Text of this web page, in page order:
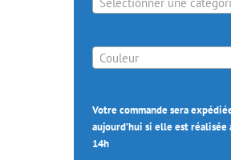
Couleur
Votre commande sera
aujourd’hui si elle est réalisée
14h